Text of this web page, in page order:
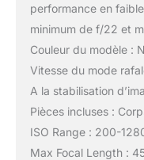
performance en
minimum de f/22 et
Couleur du modèle :
Vitesse du mode
A la stabilisation
Pièces incluses :
ISO Range : 200-
Max Focal Length :